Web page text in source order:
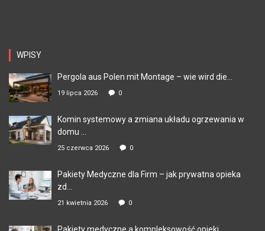
WPISY
Pergola aus Polen mit Montage – wie wird die...
19 lipca 2026 0
Komin systemowy a zmiana układu ogrzewania w
domu ...
25 czerwca 2026 0
Pakiety Medyczne dla Firm – jak prywatna opieka
zd...
21 kwietnia 2026 0